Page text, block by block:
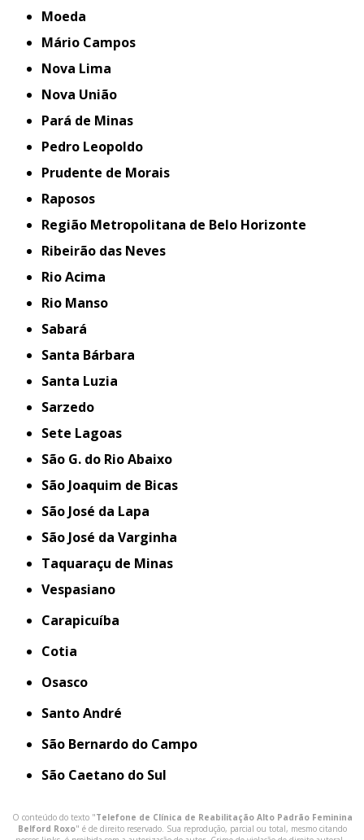
Moeda
Mário Campos
Nova Lima
Nova União
Pará de Minas
Pedro Leopoldo
Prudente de Morais
Raposos
Região Metropolitana de Belo Horizonte
Ribeirão das Neves
Rio Acima
Rio Manso
Sabará
Santa Bárbara
Santa Luzia
Sarzedo
Sete Lagoas
São G. do Rio Abaixo
São Joaquim de Bicas
São José da Lapa
São José da Varginha
Taquaraçu de Minas
Vespasiano
Carapicuíba
Cotia
Osasco
Santo André
São Bernardo do Campo
São Caetano do Sul
O conteúdo do texto "Telefone de Clínica de Reabilitação Alto Padrão Feminina
Belford Roxo" é de direito reservado. Sua reprodução, parcial ou total, mesmo citando